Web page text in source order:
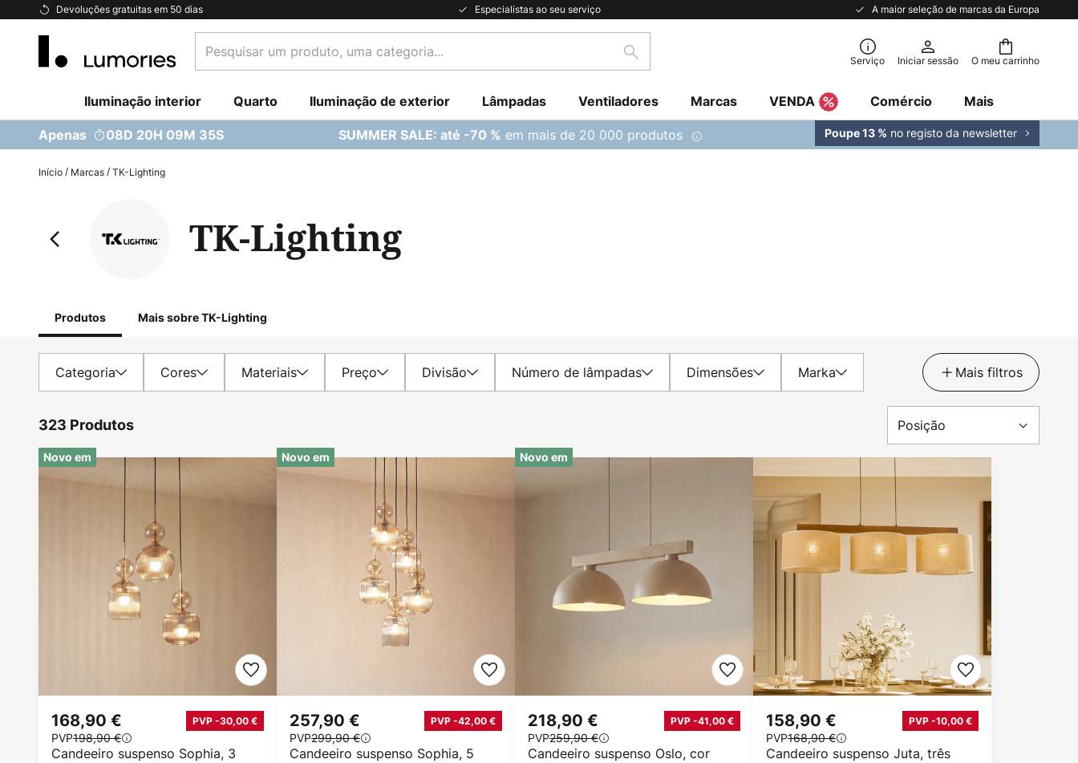
Devoluções gratuitas em 50 dias Especialistas ao seu serviço A maior seleção de marcas da Europa
Ir
Conteúdo
O meu carrinho
um
uma
categoria...
Pesquisar Serviço Iniciar sessão
Iluminação interior Quarto Iluminação de exterior Lâmpadas Ventiladores Marcas VENDA Comércio Mais
Apenas 08D 20H 09M 34S SUMMER SALE: até -70 % em mais de 20 000 produtos Poupe 13 % no registo da newsletter
Início Marcas TK-Lighting
TK-Lighting
Produtos Mais sobre TK-Lighting
Categoria Cores Materiais Preço Divisão Número de lâmpadas Dimensões Marka Mais filtros
323 Produtos
Novo em
Candeeiro suspenso Sophia, 3
168,90 € PVP -30,00 €
PVP198,90 €
Novo em
Candeeiro suspenso Sophia, 5
257,90 € PVP -42,00 €
PVP299,90 €
Novo em
Candeeiro suspenso Oslo, cor
218,90 € PVP -41,00 €
PVP259,90 €
Candeeiro suspenso Juta, três
158,90 € PVP -10,00 €
PVP168,90 €